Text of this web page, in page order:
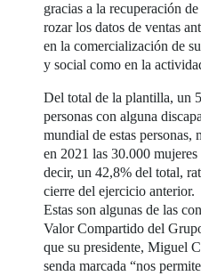
gracias a la recuperación
rozar los datos de ventas
en la comercialización de
y social como en la
Del total de la plantilla, un
personas con alguna
mundial de estas personas,
en 2021 las 30.000
decir, un 42,8% del total,
cierre del ejercicio anterior.
Estas son algunas de las
Valor Compartido del
que su presidente, Miguel
senda marcada “nos